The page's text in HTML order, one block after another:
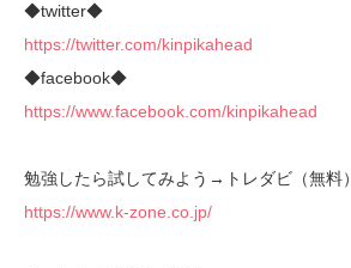
◆twitter◆
https://twitter.com/kinpikahead
◆facebook◆
https://www.facebook.com/kinpikahead
勉強したら試してみよう→トレダビ（無料）
https://www.k-zone.co.jp/